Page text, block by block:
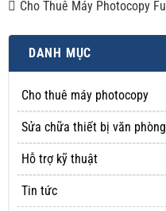
DANH MỤC
Cho thuê máy photocopy
Sửa chữa thiết bị văn phòng
Hỗ trợ kỹ thuật
Tin tức
Cho Thuê Máy Photocopy